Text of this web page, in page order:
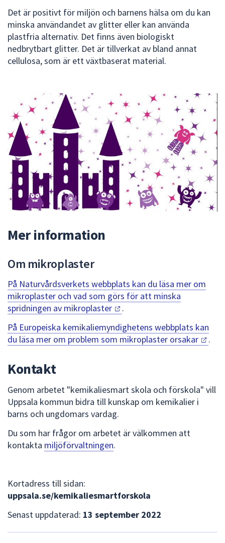
Det är positivt för miljön och barnens hälsa om du kan
minska användandet av glitter eller kan använda
plastfria alternativ. Det finns även biologiskt
nedbrytbart glitter. Det är tillverkat av bland annat
cellulosa, som är ett växtbaserat material.
Mer information
Om mikroplaster
På Naturvårdsverkets webbplats kan du läsa mer om
mikroplaster och vad som görs för att minska
spridningen av mikroplaster
.
På Europeiska kemikaliemyndighetens webbplats kan
du läsa mer om problem som mikroplaster orsakar .
Kontakt
Genom arbetet "kemikaliesmart skola och förskola" vill
Uppsala kommun bidra till kunskap om kemikalier i
barns och ungdomars vardag.
Du som har frågor om arbetet är välkommen att
kontakta miljöförvaltningen.
Kortadress till sidan:
uppsala.se/kemikaliesmartforskola
Senast uppdaterad: 13 september 2022